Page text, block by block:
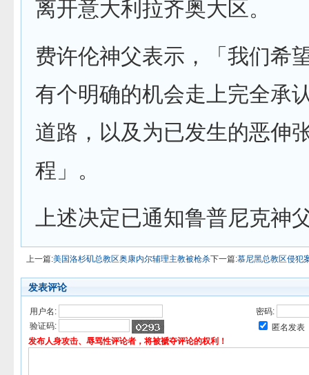
离开意大利拉齐奥大区。
费许伦神父表示，「我们希
有个明确的机会走上完全承
道路，以及为已发生的恶伸
程」。
上述决定已通知鲁普尼克神
上一篇:美国洛杉矶总教区奥康内尔辅理主教被枪杀下一篇:慕尼黑总教区侵犯
发表评论
用户名:
密码:
验证码:
匿名发表
发布人身攻击、辱骂性评论者，将被褫夺评论的权利！